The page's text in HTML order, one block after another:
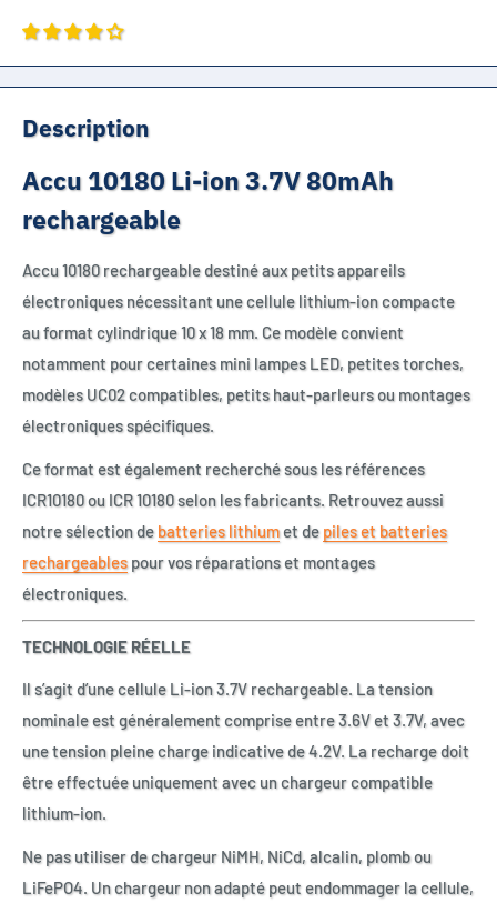
Description
Accu 10180 Li-ion 3.7V 80mAh
rechargeable
Accu 10180 rechargeable destiné aux petits appareils
électroniques nécessitant une cellule lithium-ion compacte
au format cylindrique 10 x 18 mm. Ce modèle convient
notamment pour certaines mini lampes LED, petites torches,
modèles UC02 compatibles, petits haut-parleurs ou montages
électroniques spécifiques.
Ce format est également recherché sous les références
ICR10180 ou ICR 10180 selon les fabricants. Retrouvez aussi
notre sélection de batteries lithiumet de piles et batteries
rechargeablespour vos réparations et montages
électroniques.
TECHNOLOGIE RÉELLE
Il s’agit d’une cellule Li-ion 3.7V rechargeable. La tension
nominale est généralement comprise entre 3.6V et 3.7V, avec
une tension pleine charge indicative de 4.2V. La recharge doit
être effectuée uniquement avec un chargeur compatible
lithium-ion.
Ne pas utiliser de chargeur NiMH, NiCd, alcalin, plomb ou
LiFePO4. Un chargeur non adapté peut endommager la cellule,